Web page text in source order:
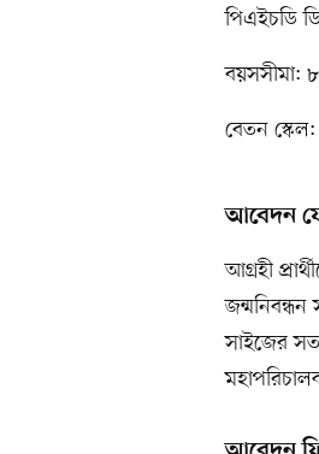
পিএইচডি
বয়সসীমা:
বেতন
আবেদন
আগ্রহী
সাইজের